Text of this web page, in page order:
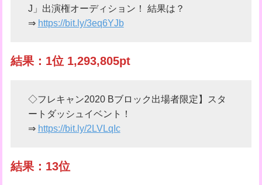
J」出演権オーディション！ 結果は？
⇒ https://bit.ly/3eq6YJb
結果：1位 1,293,805pt
◇フレキャン2020 Bブロック出場者限定】スタ
ートダッシュイベント！
⇒ https://bit.ly/2LVLqIc
結果：13位